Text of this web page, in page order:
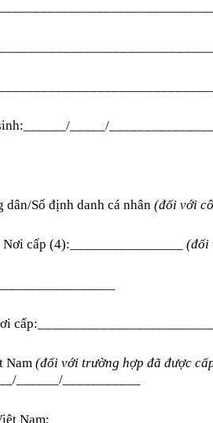
_____/
dân/Số định danh cá nhân (đối với
cấp (4):________________ (đối
Nam (đối với trường hợp đã được
______/___________
Nam: